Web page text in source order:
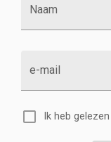
Naam
e-mail
Ik heb